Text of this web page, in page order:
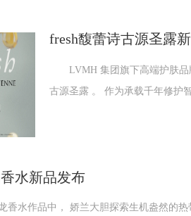
fresh馥蕾诗古源圣露
LVMH 集团旗下高端护肤品
古源圣露 。 作为承载千年修护
水新品发布
品中， 娇兰大胆探索生机盎然的热